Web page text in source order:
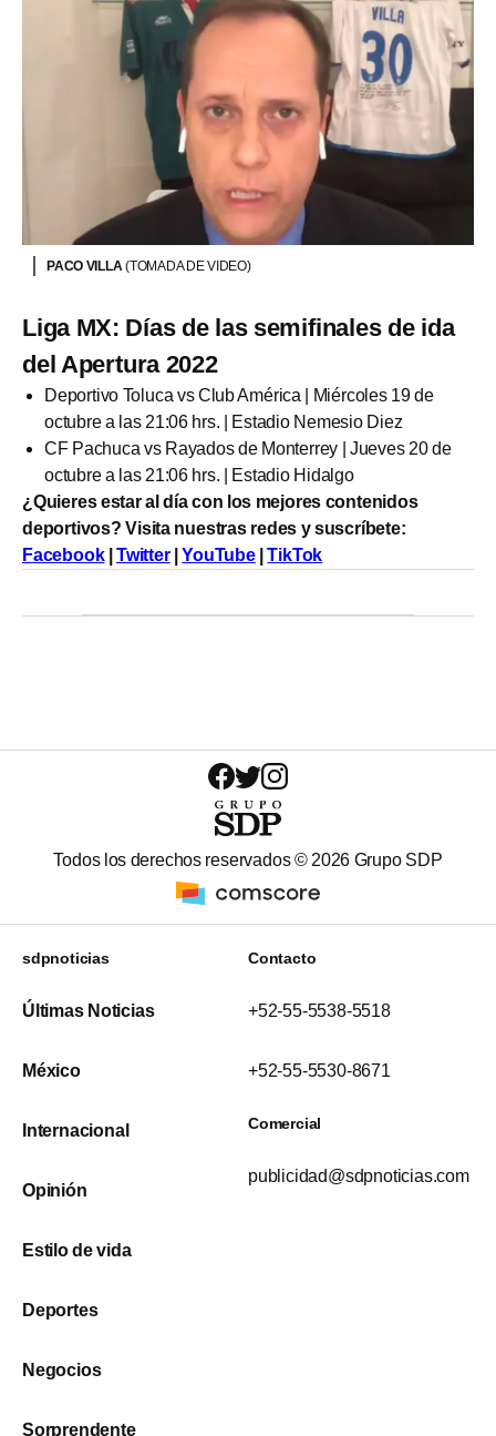
PACO VILLA(TOMADA DE VIDEO)
Liga MX: Días de las semifinales de ida
del Apertura 2022
Deportivo Toluca vs Club América | Miércoles 19 de
octubre a las 21:06 hrs. | Estadio Nemesio Diez
CF Pachuca vs Rayados de Monterrey | Jueves 20 de
octubre a las 21:06 hrs. | Estadio Hidalgo
¿Quieres estar al día con los mejores contenidos
deportivos? Visita nuestras redes y suscríbete:
Facebook|Twitter|YouTube|TikTok
Todos los derechos reservados © 2026 Grupo SDP
sdpnoticias
Últimas Noticias
México
Internacional
Opinión
Estilo de vida
Deportes
Negocios
Sorprendente
Contacto
+52-55-5538-5518
+52-55-5530-8671
Comercial
publicidad@sdpnoticias.com